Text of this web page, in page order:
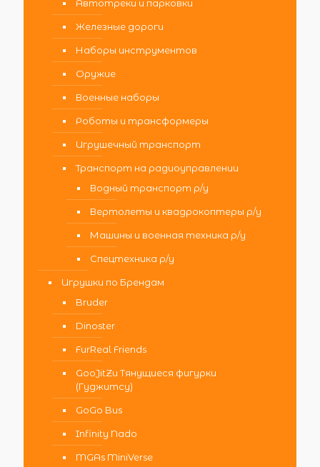
Автотреки и парковки
Железные дороги
Наборы инструментов
Оружие
Военные наборы
Роботы и трансформеры
Игрушечный транспорт
Транспорт на радиоуправлении
Водный транспорт р/у
Вертолеты и квадрокоптеры р/у
Машины и военная техника р/у
Спецтехника р/у
Игрушки по Брендам
Bruder
Dinoster
FurReal Friends
GooJitZu Тянущиеся фигурки
(Гуджитсу)
GoGo Bus
Infinity Nado
MGAs MiniVerse